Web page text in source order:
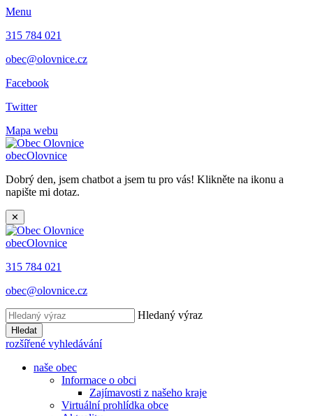
Menu
315 784 021
obec@olovnice.cz
Facebook
Twitter
Mapa webu
obecOlovnice
Dobrý den, jsem chatbot a jsem tu pro vás! Klikněte na ikonu a
napište mi dotaz.
✕
obecOlovnice
315 784 021
obec@olovnice.cz
Hledaný výraz
Hledat
rozšířené vyhledávání
naše obec
Informace o obci
Zajímavosti z našeho kraje
Virtuální prohlídka obce